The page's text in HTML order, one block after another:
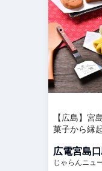
【広島】宮
菓子から縁
広電宮島
じゃらんニュ